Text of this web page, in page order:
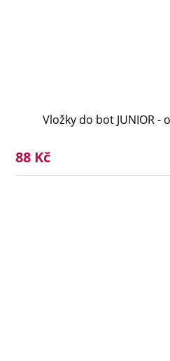
Vložky do bot JUNIOR -
88 Kč